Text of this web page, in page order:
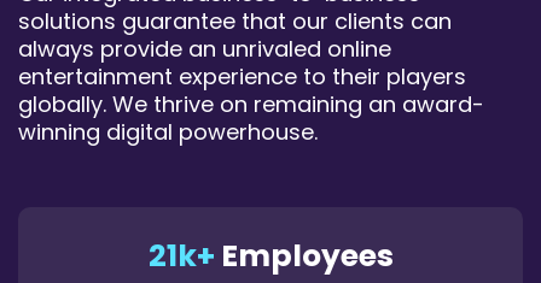
solutions guarantee that our clients can
always provide an unrivaled online
entertainment experience to their players
globally. We thrive on remaining an award-
winning digital powerhouse.
21k+ Employees